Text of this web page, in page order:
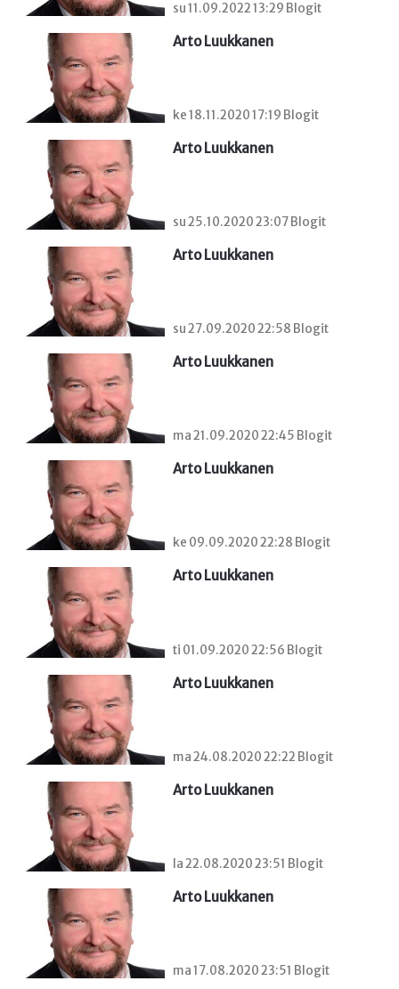
su 11.09.2022 13:29 Blogit
Arto Luukkanen
ke 18.11.2020 17:19 Blogit
Arto Luukkanen
su 25.10.2020 23:07 Blogit
Arto Luukkanen
su 27.09.2020 22:58 Blogit
Arto Luukkanen
ma 21.09.2020 22:45 Blogit
Arto Luukkanen
ke 09.09.2020 22:28 Blogit
Arto Luukkanen
ti 01.09.2020 22:56 Blogit
Arto Luukkanen
ma 24.08.2020 22:22 Blogit
Arto Luukkanen
la 22.08.2020 23:51 Blogit
Arto Luukkanen
ma 17.08.2020 23:51 Blogit